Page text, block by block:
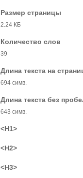
Размер страницы
2.24 КБ
Количество слов
39
Длина текста на
694 симв.
Длина текста без
643 симв.
<H1>
<H2>
<H3>